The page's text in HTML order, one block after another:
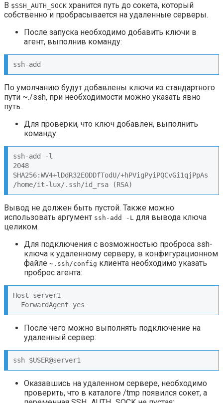
В $SSH_AUTH_SOCK хранится путь до сокета, который
собственно и пробрасывается на удаленные серверы.
После запуска необходимо добавить ключи в
агент, выполнив команду:
ssh-add
По умолчанию будут добавлены ключи из стандартного
пути ~./ssh, при необходимости можно указать явно
путь.
Для проверки, что ключ добавлен, выполнить
команду:
ssh-add -l
2048
SHA256:WV4+lDdR32EODDfTodU/+hPVigPyiPQCvGi1qjPpAs
/home/it-lux/.ssh/id_rsa (RSA)
Вывод не должен быть пустой. Также можно
использовать аргумент ssh-add -L для вывода ключа
целиком.
Для подключения с возможностью проброса ssh-
ключа к удаленному серверу, в конфигурационном
файле ~.ssh/config клиента необходимо указать
проброс агента:
Host server1
  ForwardAgent yes
После чего можно выполнять подключение на
удаленный сервер:
ssh $USER@server1
Оказавшись на удаленном сервере, необходимо
проверить, что в каталоге /tmp появился сокет, а